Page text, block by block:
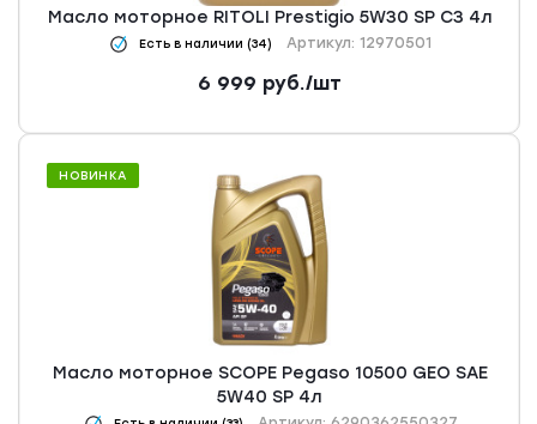
Масло моторное RITOLI Prestigio 5W30 SP С3 4л
Есть в наличии (34) Артикул: 12970501
6 999 руб./шт
НОВИНКА
Масло моторное SCOPE Pegaso 10500 GEO SAE
5W40 SP 4л